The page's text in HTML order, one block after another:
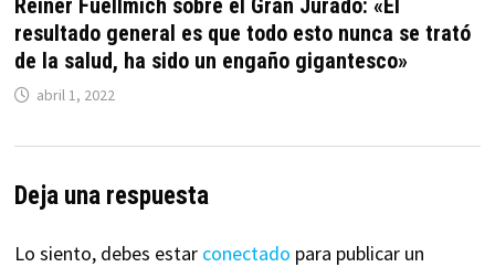
resultado general es que todo esto nunca se trató
de la salud, ha sido un engaño gigantesco»
abril 1, 2022
Deja una respuesta
Lo siento, debes estar conectado para publicar un